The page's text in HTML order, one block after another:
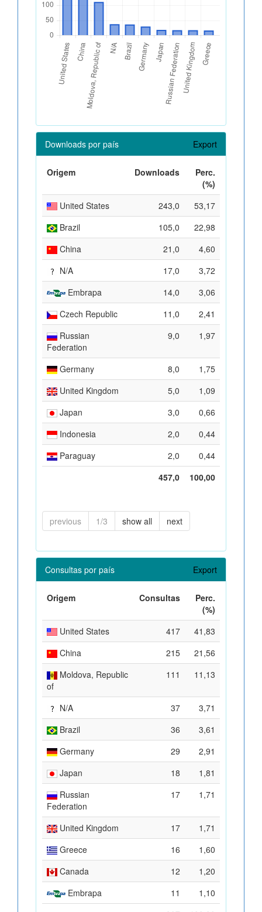
Downloads por país Export
Origem Downloads
Perc.
(%)
United States
243,0
53,17
Brazil
105,0
22,98
China
21,0
4,60
N/A
17,0
3,72
Embrapa
14,0
3,06
Czech Republic
11,0
2,41
Russian
Federation
9,0 1,97
Germany 8,0
1,75
United Kingdom
5,0
1,09
Japan
3,0
0,66
Indonesia
2,0
0,44
Paraguay
2,0
0,44
457,0
100,00
previous 1/3 show all next
Consultas por país Export
Origem Consultas
Perc.
(%)
United States
417
41,83
China
215
21,56
Moldova, Republic
of
111 11,13
N/A 37
3,71
Brazil
36
3,61
Germany
29
2,91
Japan
18
1,81
Russian
Federation
17 1,71
United Kingdom 17
1,71
Greece
16
1,60
Canada
12
1,20
Embrapa
11
1,10